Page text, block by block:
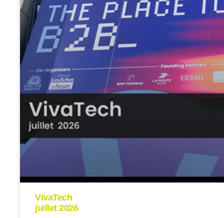
VivaTech
juillet 2026